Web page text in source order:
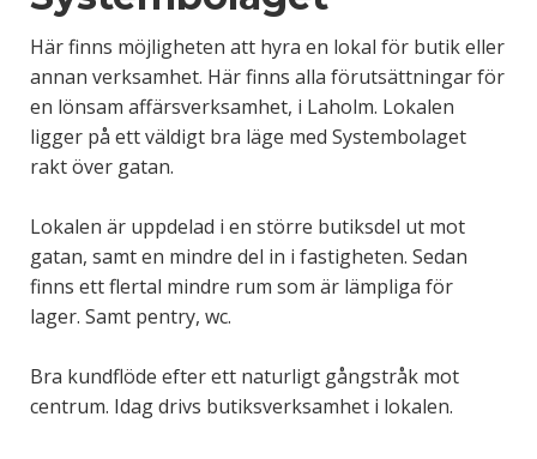
Här finns möjligheten att hyra en lokal för butik eller
annan verksamhet. Här finns alla förutsättningar för
en lönsam affärsverksamhet, i Laholm. Lokalen
ligger på ett väldigt bra läge med Systembolaget
rakt över gatan.
Lokalen är uppdelad i en större butiksdel ut mot
gatan, samt en mindre del in i fastigheten. Sedan
finns ett flertal mindre rum som är lämpliga för
lager. Samt pentry, wc.
Bra kundflöde efter ett naturligt gångstråk mot
centrum. Idag drivs butiksverksamhet i lokalen.